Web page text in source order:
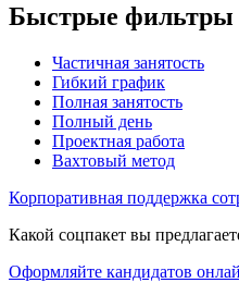
Быстрые фильтры
Частичная занятость
Гибкий график
Полная занятость
Полный день
Проектная работа
Вахтовый метод
Корпоративная поддержка
Какой соцпакет вы
Оформляйте кандидатов